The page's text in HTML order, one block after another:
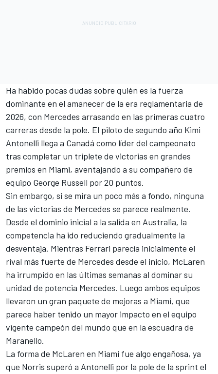
Ha habido pocas dudas sobre quién es la fuerza
dominante en el amanecer de la era reglamentaria de
2026, con Mercedes arrasando en las primeras cuatro
carreras desde la pole. El piloto de segundo año Kimi
Antonelli llega a Canadá como líder del campeonato
tras completar un triplete de victorias en grandes
premios en Miami, aventajando a su compañero de
equipo George Russell por 20 puntos.
Sin embargo, si se mira un poco más a fondo, ninguna
de las victorias de Mercedes se parece realmente.
Desde el dominio inicial a la salida en Australia, la
competencia ha ido reduciendo gradualmente la
desventaja. Mientras Ferrari parecía inicialmente el
rival más fuerte de Mercedes desde el inicio, McLaren
ha irrumpido en las últimas semanas al dominar su
unidad de potencia Mercedes. Luego ambos equipos
llevaron un gran paquete de mejoras a Miami, que
parece haber tenido un mayor impacto en el equipo
vigente campeón del mundo que en la escuadra de
Maranello.
La forma de McLaren en Miami fue algo engañosa, ya
que Norris superó a Antonelli por la pole de la sprint el